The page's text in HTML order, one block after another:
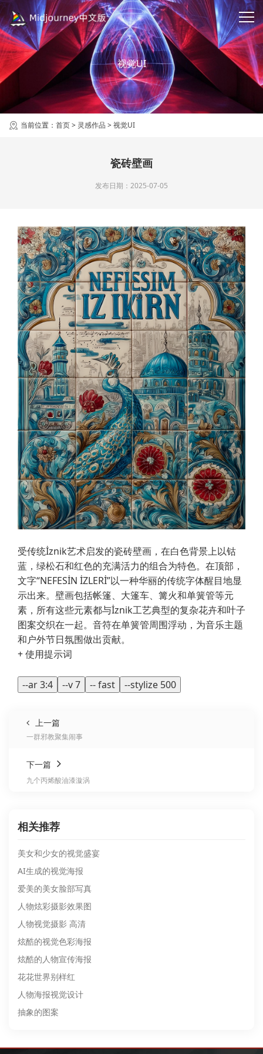
视觉UI
当前位置： 首页> 灵感作品 >视觉UI
瓷砖壁画
发布日期：2025-07-05
受传统İznik艺术启发的瓷砖壁画，在白色背景上以钴
蓝，绿松石和红色的充满活力的组合为特色。在顶部，
文字“NEFESİN İZLERİ”以一种华丽的传统字体醒目地显
示出来。壁画包括帐篷、大篷车、篝火和单簧管等元
素，所有这些元素都与İznik工艺典型的复杂花卉和叶子
图案交织在一起。音符在单簧管周围浮动，为音乐主题
和户外节日氛围做出贡献。
+ 使用提示词
--ar 3:4 --v 7 -- fast --stylize 500
上一篇
一群邪教聚集闹事
下一篇
九个丙烯酸油漆漩涡
相关推荐
美女和少女的视觉盛宴
AI生成的视觉海报
爱美的美女脸部写真
人物炫彩摄影效果图
人物视觉摄影 高清
炫酷的视觉色彩海报
炫酷的人物宣传海报
花花世界别样红
人物海报视觉设计
抽象的图案